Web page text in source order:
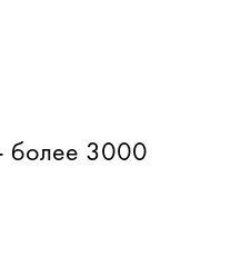
более 3000